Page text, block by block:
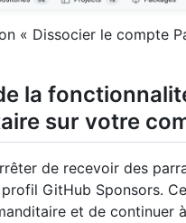
« Dissocier le compte
la
sur votre
de recevoir des
GitHub Sponsors.
et de continuer